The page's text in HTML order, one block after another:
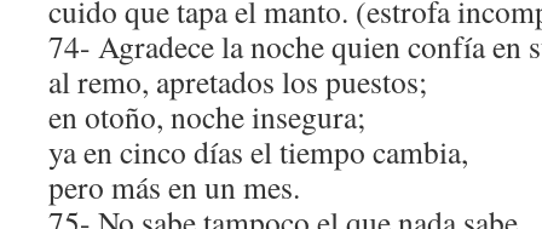
cuido que tapa el manto. (estrofa
74- Agradece la noche quien confía en
al remo, apretados los puestos;
en otoño, noche insegura;
ya en cinco días el tiempo cambia,
pero más en un mes.